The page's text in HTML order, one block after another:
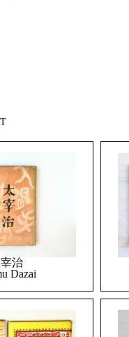
治
Dazai